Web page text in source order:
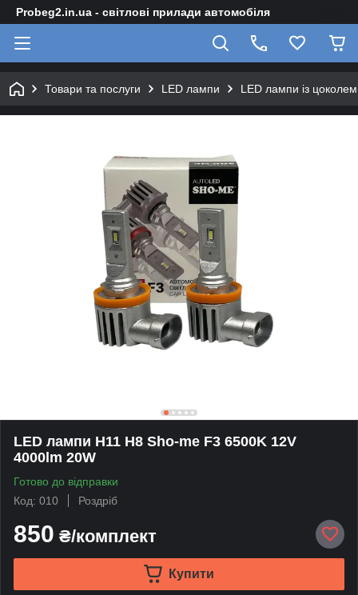
Probeg2.in.ua - світлові прилади автомобіля
Товари та послуги LED лампи LED лампи із
LED лампи H11 H8 Sho-me F3 6500K 12V
4000lm 20W
Готово до відправки
Код: 010
Роздріб
850 ₴/комплект
Купити